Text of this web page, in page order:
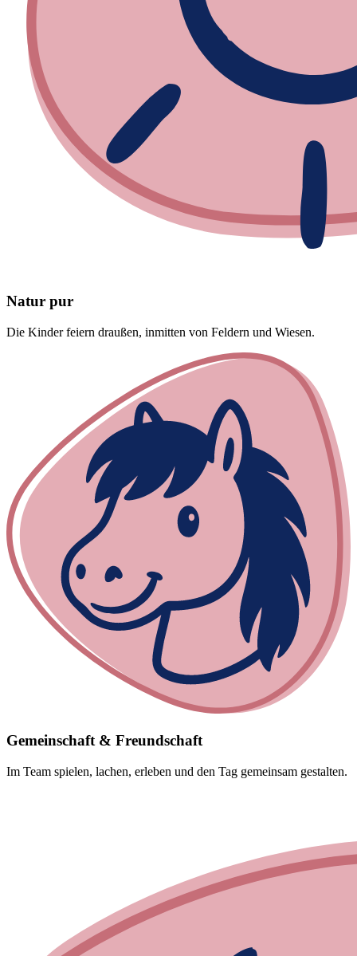
Natur pur
Die Kinder feiern draußen, inmitten von Feldern und Wiesen.
Gemeinschaft & Freundschaft
Im Team spielen, lachen, erleben und den Tag gemeinsam gestalten.